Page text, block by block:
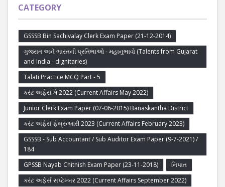
CATEGORY
GSSSB Bin Sachivalay Clerk Exam Paper (21-12-2014)
ગુજરાત અને ભારતની પ્રતિભાઓ - મહાનુભાવો (Talents from Gujarat
and India - dignitaries)
Talati Practice MCQ Part - 5
કરંટ અફેર્સ મે 2022 (Current Affairs May 2022)
Junior Clerk Exam Paper (07-06-2015) Banaskantha District
કરંટ અફેર્સ ફેબ્રુઆરી 2023 (Current Affairs February 2023)
GSSSB - Sub Accountant / Sub Auditor Exam Paper (9-7-2021) /
184
GPSSB Nayab Chitnish Exam Paper (23-11-2018)
નિપાત
કરંટ અફેર્સ સપ્ટેમ્બર 2022 (Current Affairs September 2022)